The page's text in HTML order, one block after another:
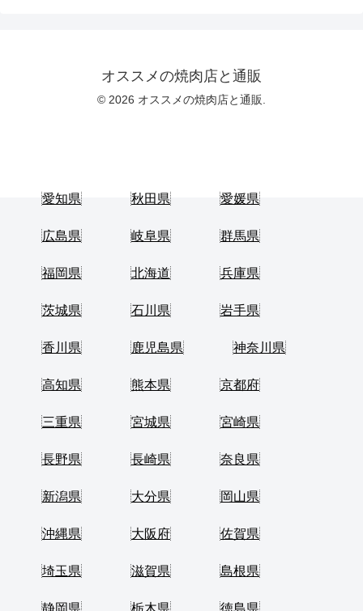
オススメの焼肉店と通販
© 2026 オススメの焼肉店と通販.
愛知県 秋田県 愛媛県
広島県 岐阜県 群馬県
福岡県 北海道 兵庫県
茨城県 石川県 岩手県
香川県 鹿児島県 神奈川県
高知県 熊本県 京都府
三重県 宮城県 宮崎県
長野県 長崎県 奈良県
新潟県 大分県 岡山県
沖縄県 大阪府 佐賀県
埼玉県 滋賀県 島根県
静岡県 栃木県 徳島県